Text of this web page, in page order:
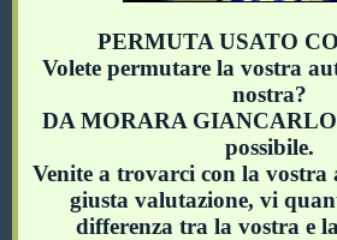
PERMUTA USATO
Volete permutare la vostra
nostra?
DA MORARA
possibile.
Venite a trovarci con la vostra
giusta valutazione, vi
differenza tra la vostra e